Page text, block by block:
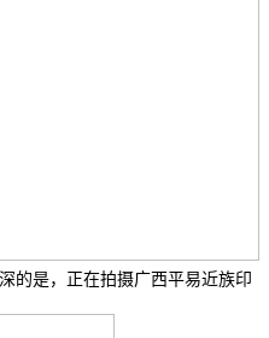
的是，正在拍摄广西平易近族印